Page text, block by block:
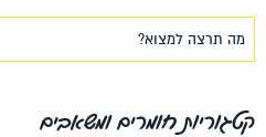
קטגוריות חומרים ומשאבים